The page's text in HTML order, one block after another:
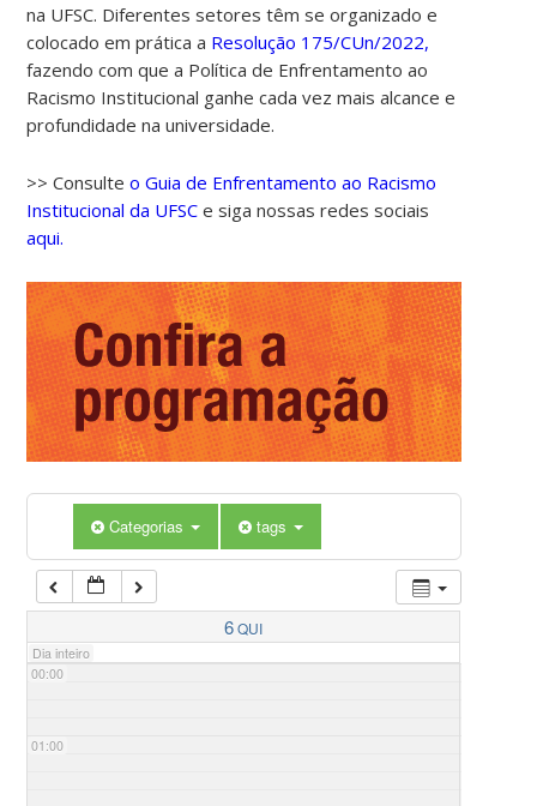
na UFSC. Diferentes setores têm se organizado e
colocado em prática a Resolução 175/CUn/2022,
fazendo com que a Política de Enfrentamento ao
Racismo Institucional ganhe cada vez mais alcance e
profundidade na universidade.
>> Consulteo Guia de Enfrentamento ao Racismo
Institucional da UFSC e siga nossas redes sociais
aqui.
Categorias tags
6QUI
Dia inteiro
00:00
01:00